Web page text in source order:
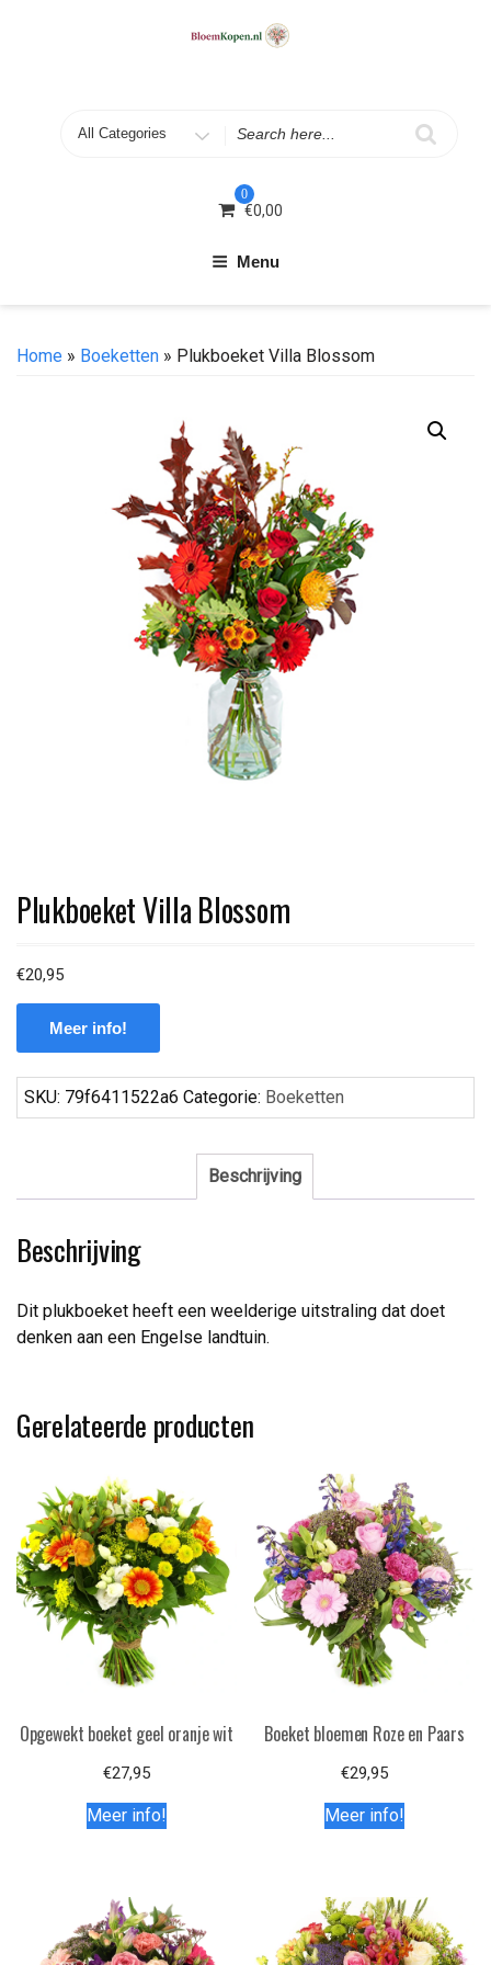
0
€0,00
Menu
Home » Boeketten » Plukboeket Villa Blossom
Plukboeket Villa Blossom
€20,95
Meer info!
SKU: 79f6411522a6 Categorie: Boeketten
Beschrijving
Beschrijving
Dit plukboeket heeft een weelderige uitstraling dat doet
denken aan een Engelse landtuin.
Gerelateerde producten
Opgewekt boeket geel oranje wit
€27,95
Meer info!
Boeket bloemen Roze en Paars
€29,95
Meer info!